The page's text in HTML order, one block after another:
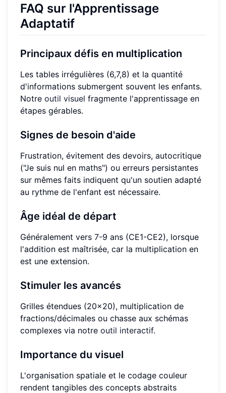
FAQ sur l'Apprentissage
Adaptatif
Principaux défis en multiplication
Les tables irrégulières (6,7,8) et la quantité
d'informations submergent souvent les enfants.
Notre outil visuel fragmente l'apprentissage en
étapes gérables.
Signes de besoin d'aide
Frustration, évitement des devoirs, autocritique
("Je suis nul en maths") ou erreurs persistantes
sur mêmes faits indiquent qu'un soutien adapté
au rythme de l'enfant est nécessaire.
Âge idéal de départ
Généralement vers 7-9 ans (CE1-CE2), lorsque
l'addition est maîtrisée, car la multiplication en
est une extension.
Stimuler les avancés
Grilles étendues (20x20), multiplication de
fractions/décimales ou chasse aux schémas
complexes via notre outil interactif.
Importance du visuel
L'organisation spatiale et le codage couleur
rendent tangibles des concepts abstraits